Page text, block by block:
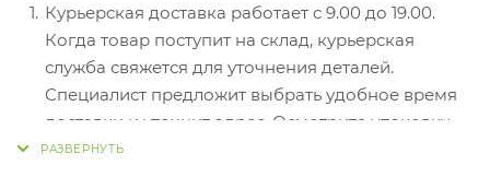
Электронные системы при онлайн-заказе:
PayPal, WebMoney и Яндекс.Деньги. Для
совершения покупки система перенаправит вас
на страницу платежного сервиса. Здесь
необходимо заполнить форму по инструкции.
Курьерская доставка работает с 9.00 до 19.00.
Когда товар поступит на склад, курьерская
служба свяжется для уточнения деталей.
Специалист предложит выбрать удобное время
доставки и уточнит адрес. Осмотрите упаковку
на целостность и соответствие указанной